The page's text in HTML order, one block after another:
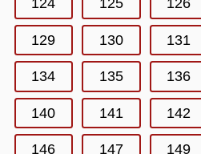
124 125 126
129 130 131
134 135 136
140 141 142
146 147 149